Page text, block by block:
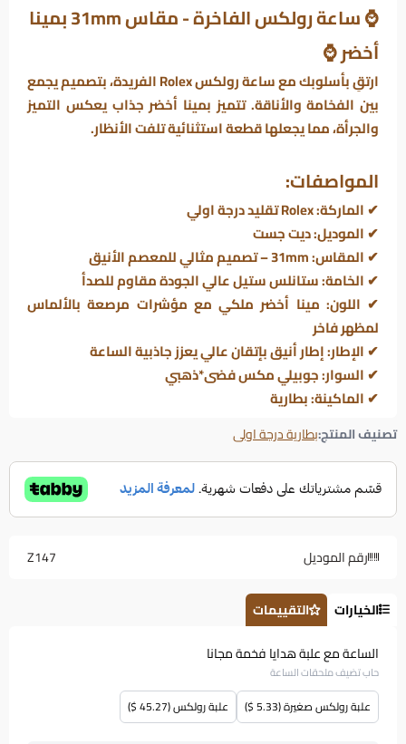
⌚
ساعة رولكس الفاخرة - مقاس 31mm بمينا
أخضر⌚
ارتقِ بأسلوبك معساعة رولكس Rolex
الفريدة، بتصميم يجمع
بين الفخامة والأناقة. تتميز بمينا أخضر جذاب يعكس التميز
والجرأة، مما يجعلها قطعة استثنائية تلفت الأنظار.
المواصفات:
✔الماركة:
✔ الموديل: ديت جست
✔المقاس:
✔الخامة:ستانلس ستيل عالي الجودة مقاوم للصدأ
✔ اللون: مينا أخضر ملكي مع مؤشرات مرصعة بالألماس
لمظهر فاخر
✔الإطار:إطار أنيق بإتقان عالي يعزز جاذبية الساعة
✔السوار:جوبيلي مكس فضى*ذهبي
✔ الماكينة: بطارية
تصنيف المنتج:بطارية درجة اولى
رقم الموديل Z147
الخيارات
التقييمات
الساعة مع علبة هدايا فخمة مجانا
حاب تضيف ملحقات الساعة
علبة رولكس صغيرة (5.33 $) علبة رولكس (45.27 $)